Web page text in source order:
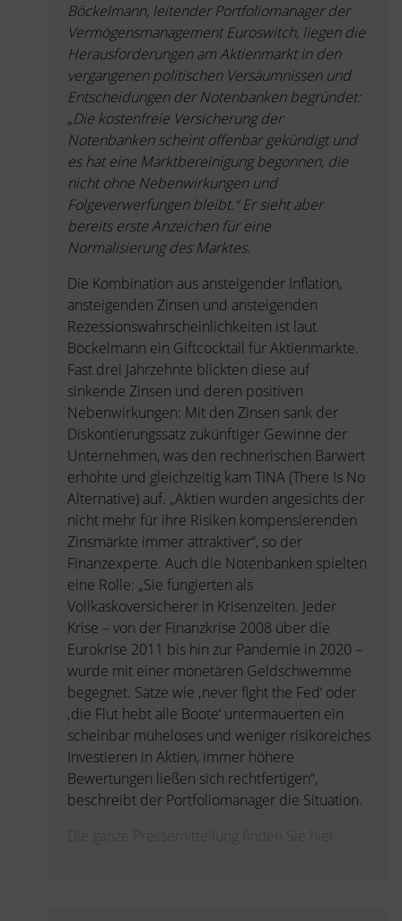
Böckelmann, leitender Portfoliomanager der
Vermögensmanagement Euroswitch, liegen die
Herausforderungen am Aktienmarkt in den
vergangenen politischen Versäumnissen und
Entscheidungen der Notenbanken begründet:
„Die kostenfreie Versicherung der
Notenbanken scheint offenbar gekündigt und
es hat eine Marktbereinigung begonnen, die
nicht ohne Nebenwirkungen und
Folgeverwerfungen bleibt.“ Er sieht aber
bereits erste Anzeichen für eine
Normalisierung des Marktes.
Die Kombination aus ansteigender Inflation,
ansteigenden Zinsen und ansteigenden
Rezessionswahrscheinlichkeiten ist laut
Böckelmann ein Giftcocktail für Aktienmärkte.
Fast drei Jahrzehnte blickten diese auf
sinkende Zinsen und deren positiven
Nebenwirkungen: Mit den Zinsen sank der
Diskontierungssatz zukünftiger Gewinne der
Unternehmen, was den rechnerischen Barwert
erhöhte und gleichzeitig kam TINA (There Is No
Alternative) auf. „Aktien wurden angesichts der
nicht mehr für ihre Risiken kompensierenden
Zinsmärkte immer attraktiver“, so der
Finanzexperte. Auch die Notenbanken spielten
eine Rolle: „Sie fungierten als
Vollkaskoversicherer in Krisenzeiten. Jeder
Krise – von der Finanzkrise 2008 über die
Eurokrise 2011 bis hin zur Pandemie in 2020 –
wurde mit einer monetären Geldschwemme
begegnet. Sätze wie ‚never fight the Fed‘ oder
‚die Flut hebt alle Boote‘ untermauerten ein
scheinbar müheloses und weniger risikoreiches
Investieren in Aktien, immer höhere
Bewertungen ließen sich rechtfertigen“,
beschreibt der Portfoliomanager die Situation.
Die ganze Pressemitteilung finden Sie hier.